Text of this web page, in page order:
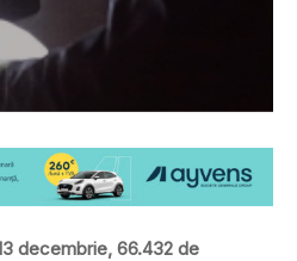
decembrie, 66.432 de